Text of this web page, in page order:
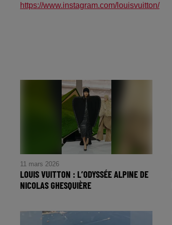
https://www.instagram.com/louisvuitton/
11 mars 2026
LOUIS VUITTON : L’ODYSSÉE ALPINE DE
NICOLAS GHESQUIÈRE